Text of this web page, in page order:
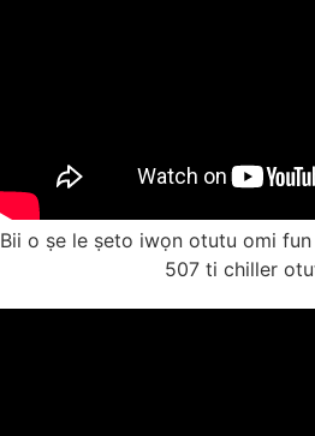
Bii o ṣe le ṣeto iwọn otutu omi
507 ti chiller